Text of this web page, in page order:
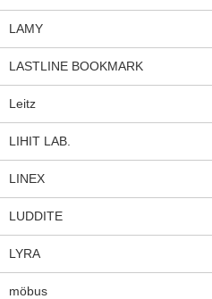
LAMY
LASTLINE BOOKMARK
Leitz
LIHIT LAB.
LINEX
LUDDITE
LYRA
möbus